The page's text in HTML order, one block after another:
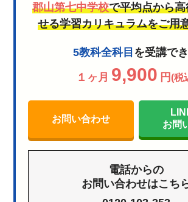
郡山第七中学校で平均点から
せる学習カリキュラムをご用
5教科全科目 を受講で
１ヶ月 9,900 円(税
お問い合わせ
お問
電話からの
お問い合わせはこち